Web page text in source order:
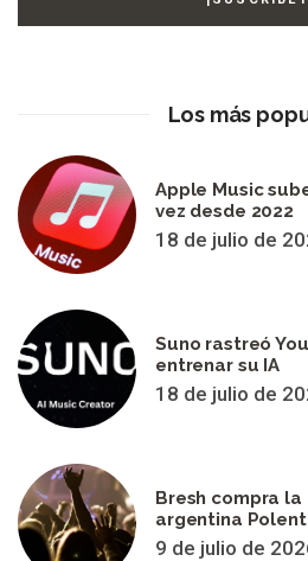
Los más
Apple Music
vez desde 2022
18 de julio de
Suno rastreó
entrenar su IA
18 de julio de
Bresh compra
argentina
9 de julio de